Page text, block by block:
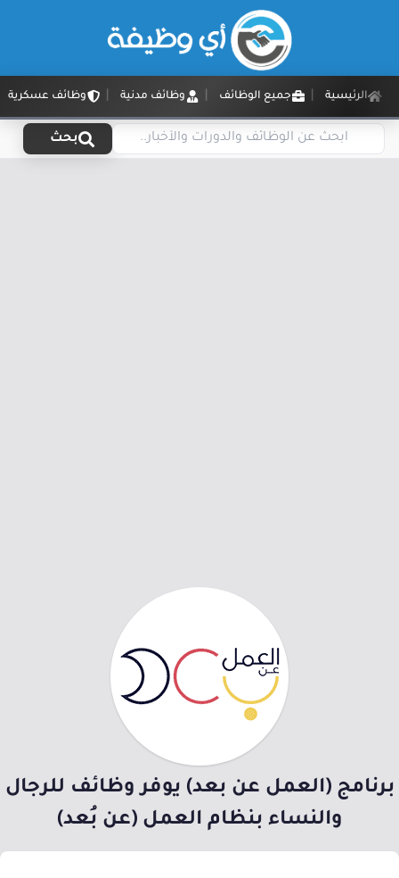
الرئيسية جميع الوظائف وظائف مدنية وظائف عسكرية
بحث
برنامج (العمل عن بعد) يوفر وظائف للرجال
والنساء بنظام العمل (عن بُعد)